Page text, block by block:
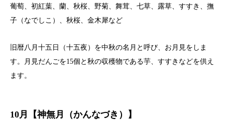
葡萄、初紅葉、蘭、秋桜、野菊、舞茸、七草、露草、すすき、撫
子（なでしこ）、秋桜、金木犀など
旧暦八月十五日（十五夜）を中秋の名月と呼び、お月見をしま
す。月見だんごを15個と秋の収穫物である芋、すすきなどを供え
ます。
10月【神無月（かんなづき）】